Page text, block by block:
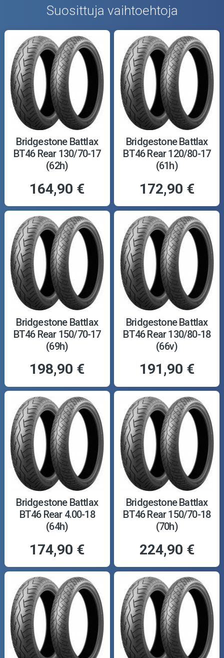
Suosittuja vaihtoehtoja
Bridgestone Battlax
BT46 Rear 130/70-17
(62h)
164,90 €
Bridgestone Battlax
BT46 Rear 120/80-17
(61h)
172,90 €
Bridgestone Battlax
BT46 Rear 150/70-17
(69h)
198,90 €
Bridgestone Battlax
BT46 Rear 130/80-18
(66v)
191,90 €
Bridgestone Battlax
BT46 Rear 4.00-18
(64h)
174,90 €
Bridgestone Battlax
BT46 Rear 150/70-18
(70h)
224,90 €